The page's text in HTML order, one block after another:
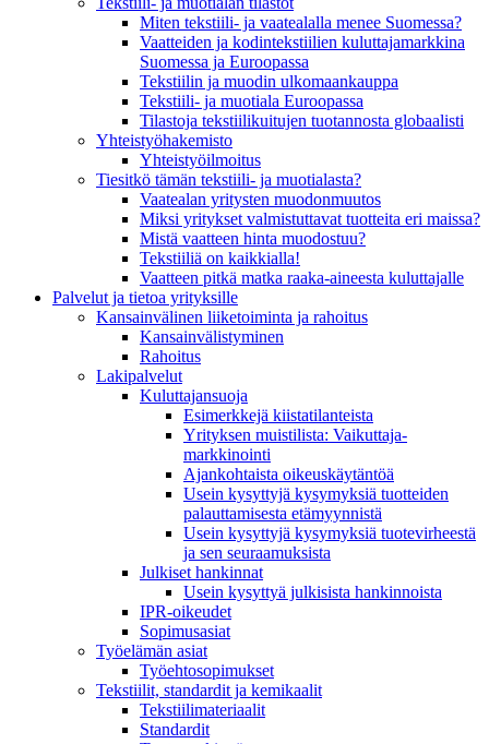
Miten tekstiili- ja vaatealalla menee Suomessa?
Vaatteiden ja kodintekstiilien kuluttajamarkkina
Suomessa ja Euroopassa
Tekstiilin ja muodin ulkomaankauppa
Tekstiili- ja muotiala Euroopassa
Tilastoja tekstiilikuitujen tuotannosta globaalisti
Yhteistyö­hakemisto
Yhteistyöilmoitus
Tiesitkö tämän tekstiili- ja muotialasta?
Vaatealan yritysten muodonmuutos
Miksi yritykset valmistuttavat tuotteita eri maissa?
Mistä vaatteen hinta muodostuu?
Tekstiiliä on kaikkialla!
Vaatteen pitkä matka raaka-aineesta kuluttajalle
Palvelut ja tietoa yrityksille
Kansainvälinen liiketoiminta ja rahoitus
Kansain­välistyminen
Rahoitus
Lakipalvelut
Kuluttajansuoja
Esimerkkejä kiistatilanteista
Yrityksen muistilista: Vaikuttaja­
markkinointi
Ajankohtaista oikeuskäytäntöä
Usein kysyttyjä kysymyksiä tuotteiden
palauttamisesta etämyynnistä
Usein kysyttyjä kysymyksiä tuotevirheestä
ja sen seuraamuksista
Julkiset hankinnat
Usein kysyttyä julkisista hankinnoista
IPR-oikeudet
Sopimusasiat
Työelämän asiat
Työehto­sopimukset
Tekstiilit, standardit ja kemikaalit
Tekstiilimateriaalit
Standardit